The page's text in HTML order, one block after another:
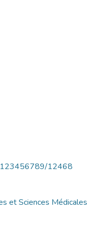
123456789/12468
et Sciences Médicales